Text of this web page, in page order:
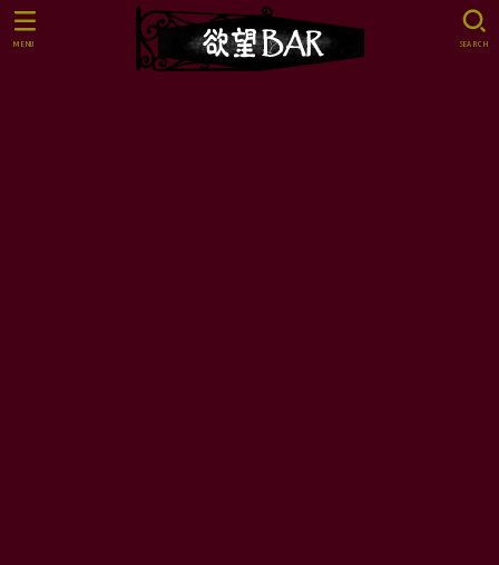
SEARCH
MENU